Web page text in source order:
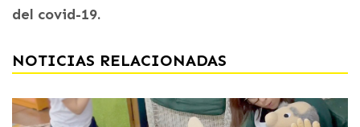
del covid-19.
NOTICIAS RELACIONADAS